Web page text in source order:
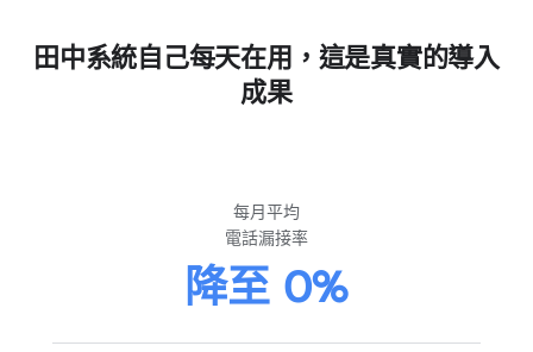
田中系統自己每天在用，這是真實的導入
成果
每月平均
電話漏接率
降至 0%